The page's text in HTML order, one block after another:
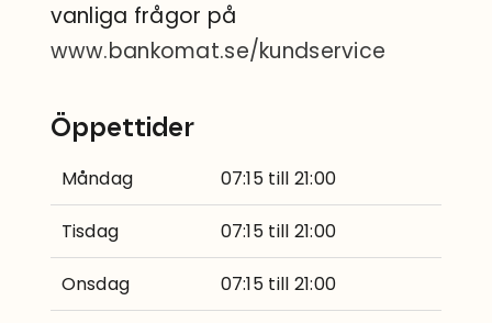
vanliga frågor på
www.bankomat.se/kundservice
Öppettider
Måndag 07:15 till 21:00
Tisdag 07:15 till 21:00
Onsdag 07:15 till 21:00